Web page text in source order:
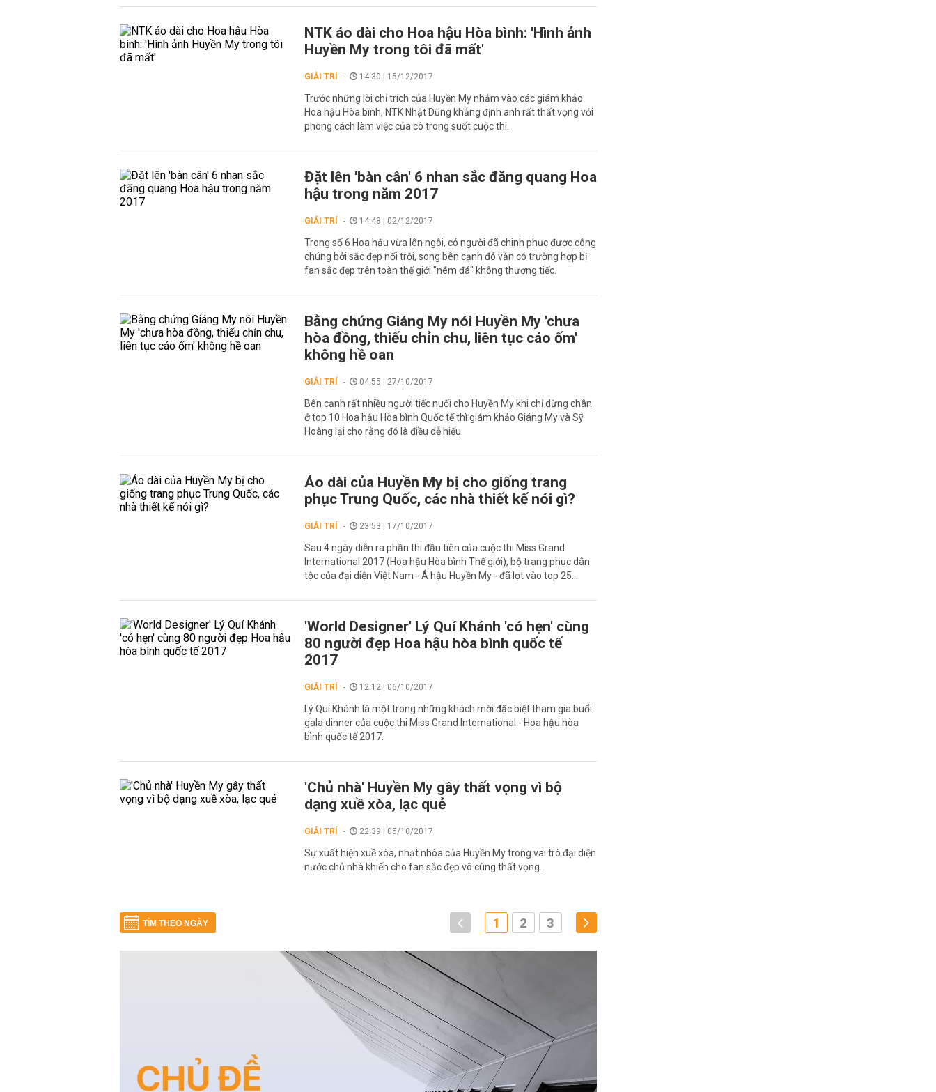
NTK áo dài cho Hoa hậu Hòa bình: 'Hình ảnh
Huyền My trong tôi đã mất'
GIẢI TRÍ 14:30 | 15/12/2017
Trước những lời chỉ trích của Huyền My nhắm vào các giám khảo
Hoa hậu Hòa bình, NTK Nhật Dũng khẳng định anh rất thất vọng với
phong cách làm việc của cô trong suốt cuộc thi.
Đặt lên 'bàn cân' 6 nhan sắc đăng quang Hoa
hậu trong năm 2017
GIẢI TRÍ 14:48 | 02/12/2017
Trong số 6 Hoa hậu vừa lên ngôi, có người đã chinh phục được công
chúng bởi sắc đẹp nổi trội, song bên cạnh đó vẫn có trường hợp bị
fan sắc đẹp trên toàn thế giới "ném đá" không thương tiếc.
Bằng chứng Giáng My nói Huyền My 'chưa
hòa đồng, thiếu chỉn chu, liên tục cáo ốm'
không hề oan
GIẢI TRÍ 04:55 | 27/10/2017
Bên cạnh rất nhiều người tiếc nuối cho Huyền My khi chỉ dừng chân
ở top 10 Hoa hậu Hòa bình Quốc tế thì giám khảo Giáng My và Sỹ
Hoàng lại cho rằng đó là điều dễ hiểu.
Áo dài của Huyền My bị cho giống trang
phục Trung Quốc, các nhà thiết kế nói gì?
GIẢI TRÍ 23:53 | 17/10/2017
Sau 4 ngày diễn ra phần thi đầu tiên của cuộc thi Miss Grand
International 2017 (Hoa hậu Hòa bình Thế giới), bộ trang phục dân
tộc của đại diện Việt Nam - Á hậu Huyền My - đã lọt vào top 25...
'World Designer' Lý Quí Khánh 'có hẹn' cùng
80 người đẹp Hoa hậu hòa bình quốc tế
2017
GIẢI TRÍ 12:12 | 06/10/2017
Lý Quí Khánh là một trong những khách mời đặc biệt tham gia buổi
gala dinner của cuộc thi Miss Grand International - Hoa hậu hòa
bình quốc tế 2017.
'Chủ nhà' Huyền My gây thất vọng vì bộ
dạng xuề xòa, lạc quẻ
GIẢI TRÍ 22:39 | 05/10/2017
Sự xuất hiện xuề xòa, nhạt nhòa của Huyền My trong vai trò đại diện
nước chủ nhà khiến cho fan sắc đẹp vô cùng thất vọng.
TÌM THEO NGÀY 1 2 3